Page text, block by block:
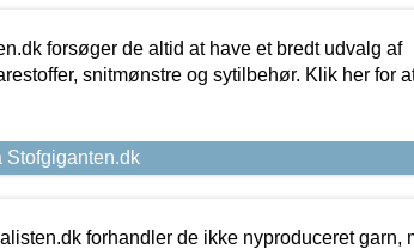
forsøger de altid at have et bredt udvalg af
snitmønstre og sytilbehør. Klik her for
Stofgiganten.dk
forhandler de ikke nyproduceret garn,